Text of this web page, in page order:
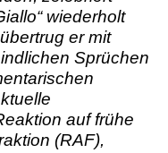
wiederholt
er mit
Sprüchen
auf frühe
(RAF),